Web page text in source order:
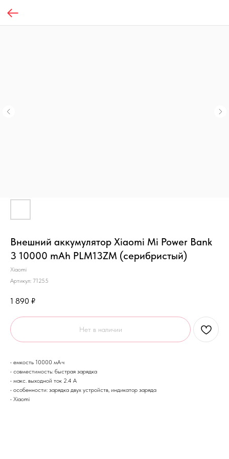
Внешний аккумулятор Xiaomi Mi Power Bank
3 10000 mAh PLM13ZM (серибристый)
Xiaomi
Артикул: 71255
1 890 ₽
Нет в наличии
• емкость 10000 мА·ч
• совместимость: быстрая зарядка
• макс. выходной ток 2.4 А
• особенности: зарядка двух устройств, индикатор заряда
• Xiaomi